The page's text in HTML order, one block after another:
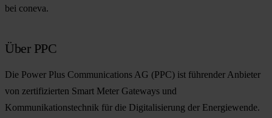
bei coneva.
Über PPC
Die Power Plus Communications AG (PPC) ist führender Anbieter
von zertifizierten Smart Meter Gateways und
Kommunikationstechnik für die Digitalisierung der Energiewende.